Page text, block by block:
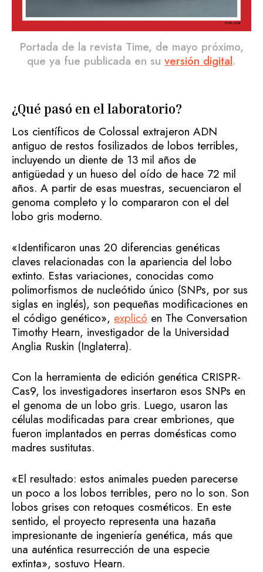
Portada de la revista Time, de mayo próximo,
que ya fue publicada en su versión digital.
¿Qué pasó en el laboratorio?
Los científicos de Colossal extrajeron ADN
antiguo de restos fosilizados de lobos terribles,
incluyendo un diente de 13 mil años de
antigüedad y un hueso del oído de hace 72 mil
años. A partir de esas muestras, secuenciaron el
genoma completo y lo compararon con el del
lobo gris moderno.
«Identificaron unas 20 diferencias genéticas
claves relacionadas con la apariencia del lobo
extinto. Estas variaciones, conocidas como
polimorfismos de nucleótido único (SNPs, por sus
siglas en inglés), son pequeñas modificaciones en
el código genético», explicó en The Conversation
Timothy Hearn, investigador de la Universidad
Anglia Ruskin (Inglaterra).
Con la herramienta de edición genética CRISPR-
Cas9, los investigadores insertaron esos SNPs en
el genoma de un lobo gris. Luego, usaron las
células modificadas para crear embriones, que
fueron implantados en perras domésticas como
madres sustitutas.
«El resultado: estos animales pueden parecerse
un poco a los lobos terribles, pero no lo son. Son
lobos grises con retoques cosméticos. En este
sentido, el proyecto representa una hazaña
impresionante de ingeniería genética, más que
una auténtica resurrección de una especie
extinta», sostuvo Hearn.